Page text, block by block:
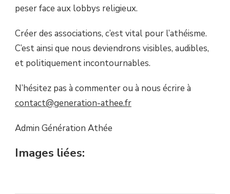
peser face aux lobbys religieux.
Créer des associations, c’est vital pour l’athéisme.
C’est ainsi que nous deviendrons visibles, audibles,
et politiquement incontournables.
N’hésitez pas à commenter ou à nous écrire à
contact@generation-athee.fr
Admin Génération Athée
Images liées: